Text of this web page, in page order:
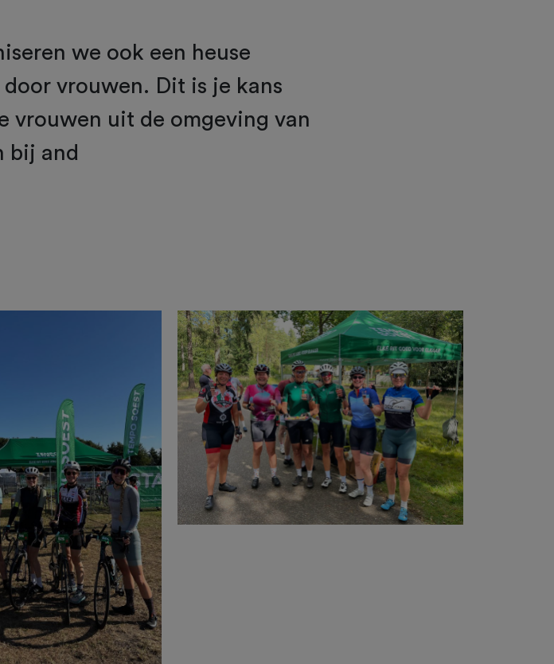
we ook een heuse
vrouwen. Dit is je kans
vrouwen uit de omgeving van
bij and